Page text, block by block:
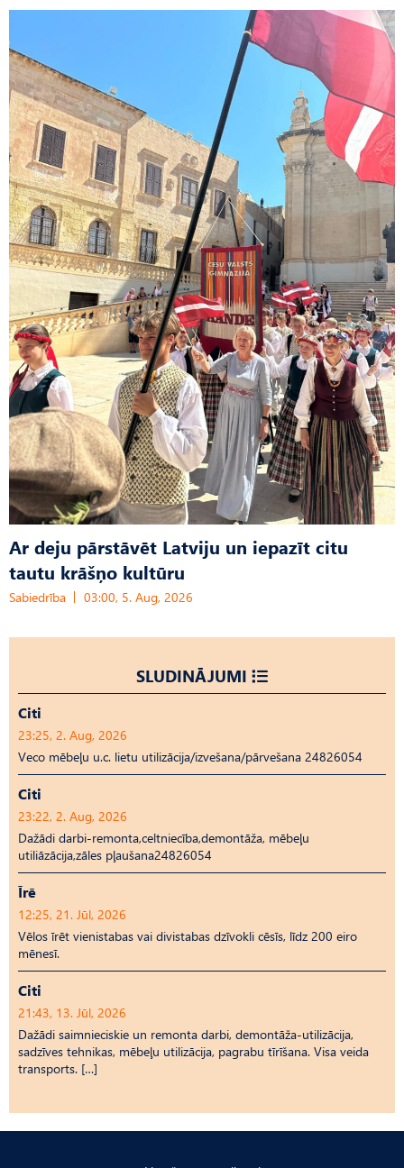
Ar deju pārstāvēt Latviju un iepazīt citu
tautu krāšņo kultūru
Sabiedrība 03:00, 5. Aug, 2026
SLUDINĀJUMI
Citi
23:25, 2. Aug, 2026
Veco mēbeļu u.c. lietu utilizācija/izvešana/pārvešana 24826054
Citi
23:22, 2. Aug, 2026
Dažādi darbi-remonta,celtniecība,demontāža, mēbeļu
utiliāzācija,zāles pļaušana24826054
Īrē
12:25, 21. Jūl, 2026
Vēlos īrēt vienistabas vai divistabas dzīvokli cēsīs, līdz 200 eiro
mēnesī.
Citi
21:43, 13. Jūl, 2026
Dažādi saimnieciskie un remonta darbi, demontāža-utilizācija,
sadzīves tehnikas, mēbeļu utilizācija, pagrabu tīrīšana. Visa veida
transports. […]